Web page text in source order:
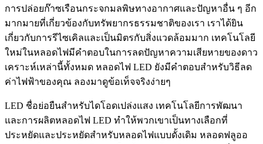
การปล่อยก๊าซเรือนกระจกมลพิษทางอากาศและปัญหาอื่น ๆ อีก
มากมายที่เกี่ยวข้องกับทรัพยากรธรรมชาติของเรา เราได้ยิน
เกี่ยวกับการรีไซเคิลและเป็นมิตรกับสิ่งแวดล้อมมาก เทคโนโลยี
ใหม่ในหลอดไฟมีคำตอบในการลดปัญหาความเสียหายของดาว
เคราะห์เหล่านี้ทั้งหมด หลอดไฟ LED ยังมีคำตอบสำหรับวิธีลด
ค่าไฟฟ้าของคุณ ลองมาดูข้อเท็จจริงง่ายๆ
LED ชื่อย่อยืนสำหรับไดโอดเปล่งแสง เทคโนโลยีการพัฒนา
และการผลิตหลอดไฟ LED ทำให้พวกเขาเป็นทางเลือกที่
ประหยัดและประหยัดสำหรับหลอดไฟแบบดั้งเดิม หลอดฟลูออ